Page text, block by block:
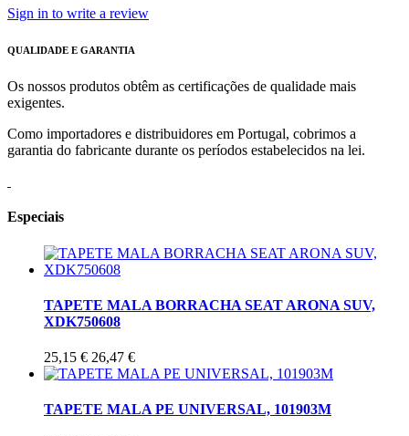
Sign in to write a review
QUALIDADE E GARANTIA
Os nossos produtos obtêm as certificações de qualidade mais
exigentes.
Como importadores e distribuidores em Portugal, cobrimos a
garantia do fabricante durante os períodos estabelecidos na lei.
Especiais
TAPETE MALA BORRACHA SEAT ARONA SUV,
XDK750608
25,15 € 26,47 €
TAPETE MALA PE UNIVERSAL, 101903M